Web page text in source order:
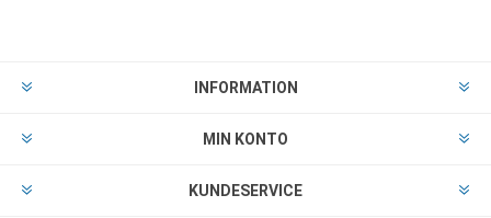
INFORMATION
MIN KONTO
KUNDESERVICE